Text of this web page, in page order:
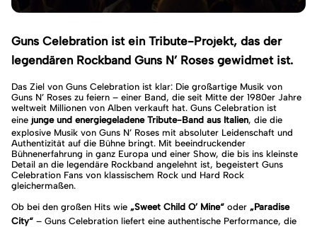
Guns Celebration ist ein Tribute-Projekt, das der
legendären Rockband Guns N’ Roses gewidmet ist.
Das Ziel von Guns Celebration ist klar: Die großartige Musik von
Guns N’ Roses zu feiern – einer Band, die seit Mitte der 1980er Jahre
weltweit Millionen von Alben verkauft hat. Guns Celebration ist
eine junge und energiegeladene Tribute-Band aus Italien, die die
explosive Musik von Guns N’ Roses mit absoluter Leidenschaft und
Authentizität auf die Bühne bringt. Mit beeindruckender
Bühnenerfahrung in ganz Europa und einer Show, die bis ins kleinste
Detail an die legendäre Rockband angelehnt ist, begeistert Guns
Celebration Fans von klassischem Rock und Hard Rock
gleichermaßen.
Ob bei den großen Hits wie „Sweet Child O’ Mine“ oder „Paradise
City“ – Guns Celebration liefert eine authentische Performance, die